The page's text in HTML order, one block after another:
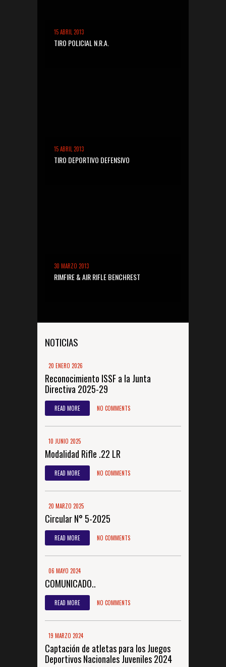
15 ABRIL 2013
TIRO POLICIAL N.R.A.
15 ABRIL 2013
TIRO DEPORTIVO DEFENSIVO
30 MARZO 2013
RIMFIRE & AIR RIFLE BENCHREST
NOTICIAS
20 ENERO 2026
Reconocimiento ISSF a la Junta
Directiva 2025-29
READ MORE NO COMMENTS
10 JUNIO 2025
Modalidad Rifle .22 LR
READ MORE NO COMMENTS
20 MARZO 2025
Circular N° 5-2025
READ MORE NO COMMENTS
06 MAYO 2024
COMUNICADO..
READ MORE NO COMMENTS
19 MARZO 2024
Captación de atletas para los Juegos
Deportivos Nacionales Juveniles 2024